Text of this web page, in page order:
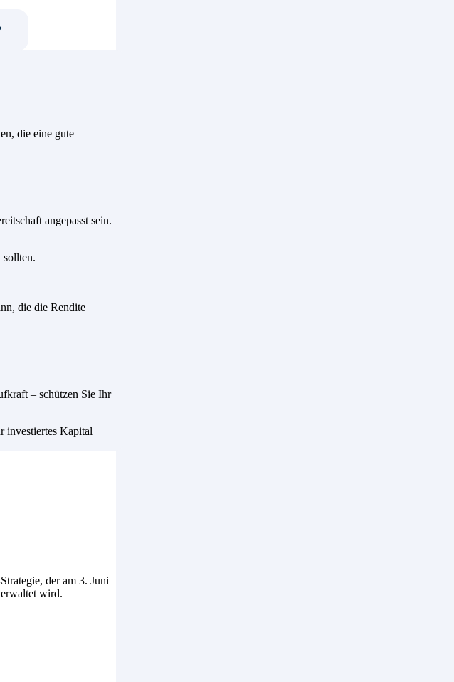
die eine gute
angepasst sein.
sollten.
die die Rendite
– schützen Sie Ihr
investiertes Kapital
der am 3. Juni
wird.